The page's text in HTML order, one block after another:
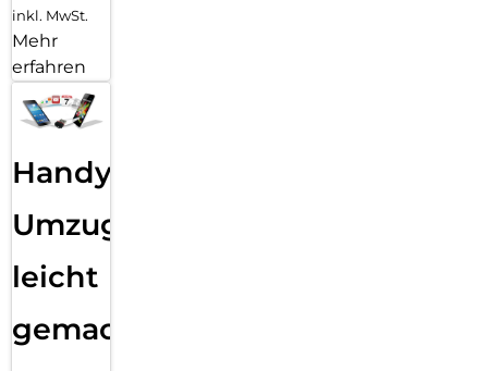
inkl. MwSt.
Mehr
erfahren
Handy
Umzug
leicht
gemacht!